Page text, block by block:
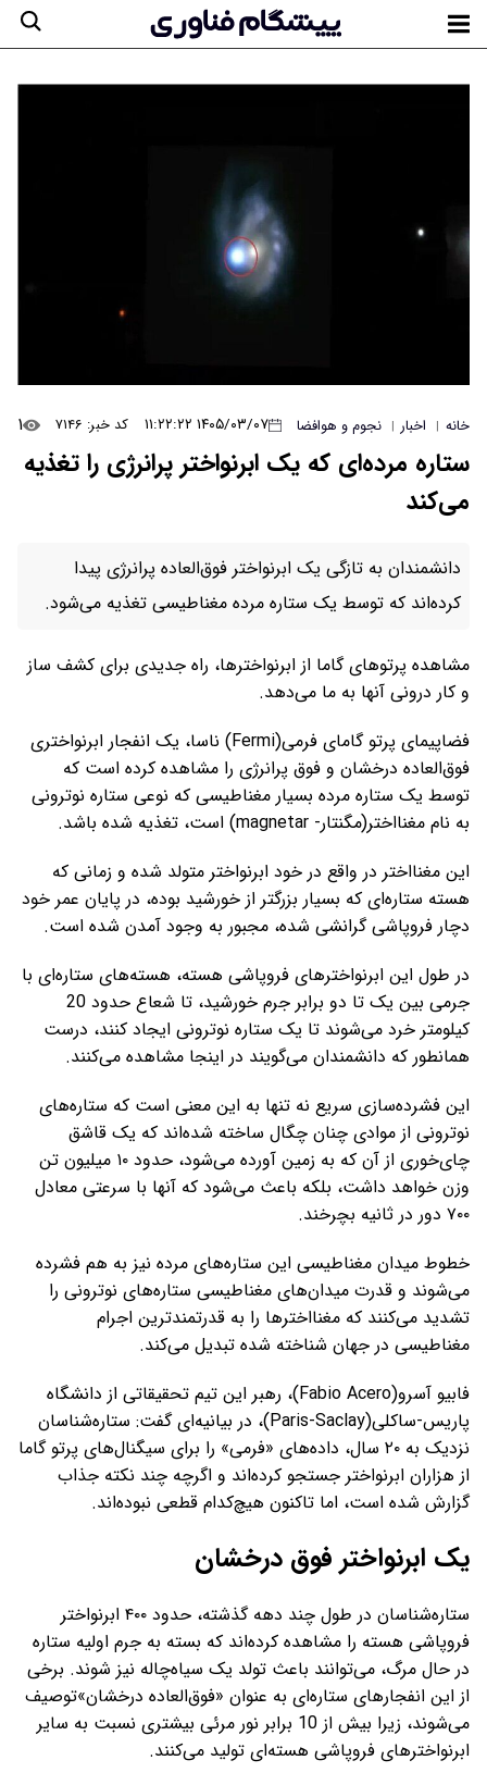
خانه | اخبار | نجوم و هوافضا ۱۴۰۵/۰۳/۰۷ ۱۱:۲۲:۲۲ کد خبر: ۷۱۴۶ ۱
ستاره مرده‌ای که یک ابرنواختر پرانرژی را تغذیه
می‌کند
دانشمندان به تازگی یک ابرنواختر فوق‌العاده پرانرژی پیدا
کرده‌اند که توسط یک ستاره مرده مغناطیسی تغذیه می‌شود.
مشاهده پرتوهای گاما از ابرنواخترها، راه جدیدی برای کشف ساز
و کار درونی آنها به ما می‌دهد.
فضاپیمای پرتو گامای فرمی(Fermi) ناسا، یک انفجار ابرنواختری
فوق‌العاده درخشان و فوق پرانرژی را مشاهده کرده است که
توسط یک ستاره مرده بسیار مغناطیسی که نوعی ستاره نوترونی
به نام مغنااختر(مگنتار- magnetar) است، تغذیه شده باشد.
این مغنااختر در واقع در خود ابرنواختر متولد شده و زمانی که
هسته ستاره‌ای که بسیار بزرگتر از خورشید بوده، در پایان عمر خود
دچار فروپاشی گرانشی شده، مجبور به وجود آمدن شده است.
در طول این ابرنواخترهای فروپاشی هسته، هسته‌های ستاره‌ای با
جرمی بین یک تا دو برابر جرم خورشید، تا شعاع حدود 20
کیلومتر خرد می‌شوند تا یک ستاره نوترونی ایجاد کنند، درست
همانطور که دانشمندان می‌گویند در اینجا مشاهده می‌کنند.
این فشرده‌سازی سریع نه تنها به این معنی است که ستاره‌های
نوترونی از موادی چنان چگال ساخته شده‌اند که یک قاشق
چای‌خوری از آن که به زمین آورده می‌شود، حدود ۱۰ میلیون تن
وزن خواهد داشت، بلکه باعث می‌شود که آنها با سرعتی معادل
۷۰۰ دور در ثانیه بچرخند.
خطوط میدان مغناطیسی این ستاره‌های مرده نیز به هم فشرده
می‌شوند و قدرت میدان‌های مغناطیسی ستاره‌های نوترونی را
تشدید می‌کنند که مغنااخترها را به قدرتمندترین اجرام
مغناطیسی در جهان شناخته شده تبدیل می‌کند.
فابیو آسرو(Fabio Acero)، رهبر این تیم تحقیقاتی از دانشگاه
پاریس-ساکلی(Paris-Saclay)، در بیانیه‌ای گفت: ستاره‌شناسان
نزدیک به ۲۰ سال، داده‌های «فرمی» را برای سیگنال‌های پرتو گاما
از هزاران ابرنواختر جستجو کرده‌اند و اگرچه چند نکته جذاب
گزارش شده است، اما تاکنون هیچ‌کدام قطعی نبوده‌اند.
یک ابرنواختر فوق درخشان
ستاره‌شناسان در طول چند دهه گذشته، حدود ۴۰۰ ابرنواختر
فروپاشی هسته را مشاهده کرده‌اند که بسته به جرم اولیه ستاره
در حال مرگ، می‌توانند باعث تولد یک سیاه‌چاله نیز شوند. برخی
از این انفجارهای ستاره‌ای به عنوان «فوق‌العاده درخشان»توصیف
می‌شوند، زیرا بیش از 10 برابر نور مرئی بیشتری نسبت به سایر
ابرنواخترهای فروپاشی هسته‌ای تولید می‌کنند.